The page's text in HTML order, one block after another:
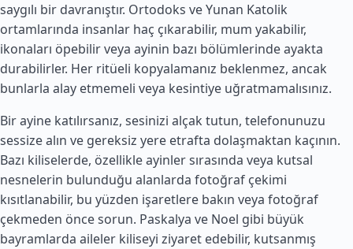
saygılı bir davranıştır. Ortodoks ve Yunan Katolik
ortamlarında insanlar haç çıkarabilir, mum yakabilir,
ikonaları öpebilir veya ayinin bazı bölümlerinde ayakta
durabilirler. Her ritüeli kopyalamanız beklenmez, ancak
bunlarla alay etmemeli veya kesintiye uğratmamalısınız.
Bir ayine katılırsanız, sesinizi alçak tutun, telefonunuzu
sessize alın ve gereksiz yere etrafta dolaşmaktan kaçının.
Bazı kiliselerde, özellikle ayinler sırasında veya kutsal
nesnelerin bulunduğu alanlarda fotoğraf çekimi
kısıtlanabilir, bu yüzden işaretlere bakın veya fotoğraf
çekmeden önce sorun. Paskalya ve Noel gibi büyük
bayramlarda aileler kiliseyi ziyaret edebilir, kutsanmış